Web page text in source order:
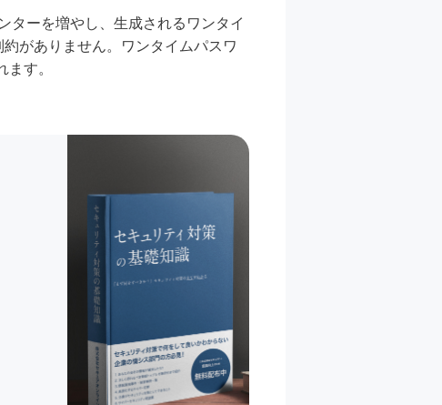
ターを増やし、生成されるワンタイ
がありません。ワンタイムパスワ
す。